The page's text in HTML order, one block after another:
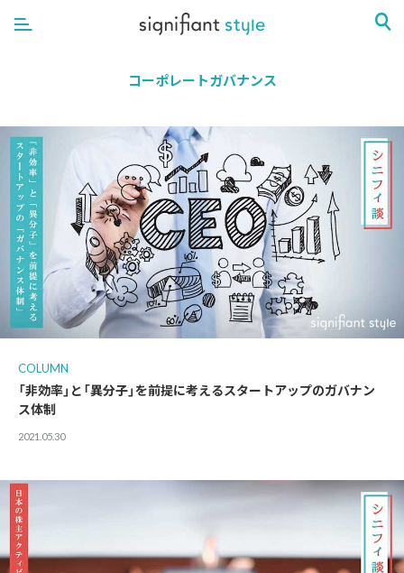
コーポレートガバナンス
COLUMN
「非効率」と「異分子」を前提に考えるスタートアップのガバナン
ス体制
2021.05.30